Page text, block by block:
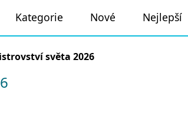
Kategorie Nové Nejlepší
světa 2026